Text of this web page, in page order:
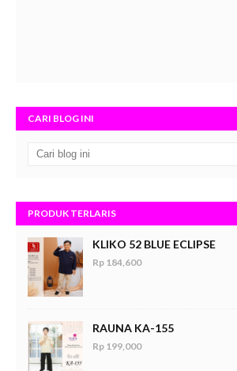
CARI BLOG INI
PRODUK TERLARIS
KLIKO 52 BLUE ECLIPSE
Rp 184,600
RAUNA KA-155
Rp 199,000